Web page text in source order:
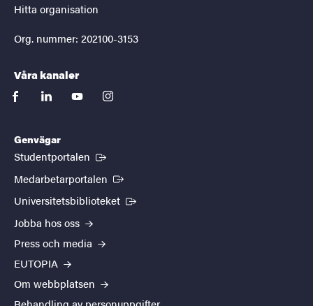
Hitta organisation
Org. nummer: 202100-3153
Våra kanaler
facebooklinkedinyoutubeinstagram
Genvägar
Studentportalen (Extern länk)
Medarbetarportalen (Extern länk)
Universitetsbiblioteket (Extern länk)
Jobba hos oss
Press och media
EUTOPIA
Om webbplatsen